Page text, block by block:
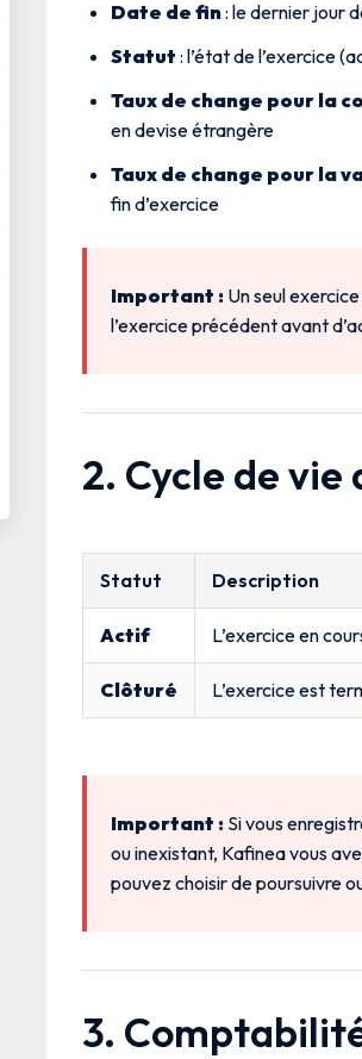
Date de fin: le dernier jour
Statut : l’état de l’exercice
Taux de change pour la
en devise étrangère
Taux de change pour la
fin d’exercice
Important :Un seul
l’exercice précédent avant
2. Cycle de vie
Statut Description
Actif L’exercice en
Clôturé L’exercice est
Important :Si vous
ou inexistant, Kafinea vous
pouvez choisir de poursuivre
3.